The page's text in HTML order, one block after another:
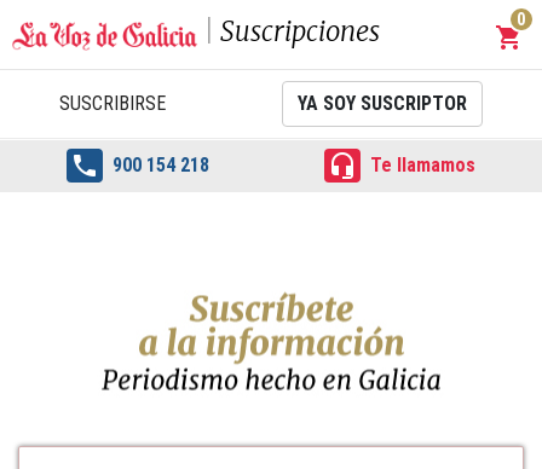
Suscripciones shopping_cart
0
SUSCRIBIRSE YA SOY SUSCRIPTOR
 900 154 218  Te llamamos